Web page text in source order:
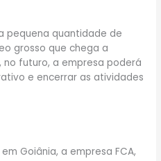
pequena quantidade de
grosso que chega a
no futuro, a empresa poderá
e encerrar as atividades
Goiânia, a empresa FCA,